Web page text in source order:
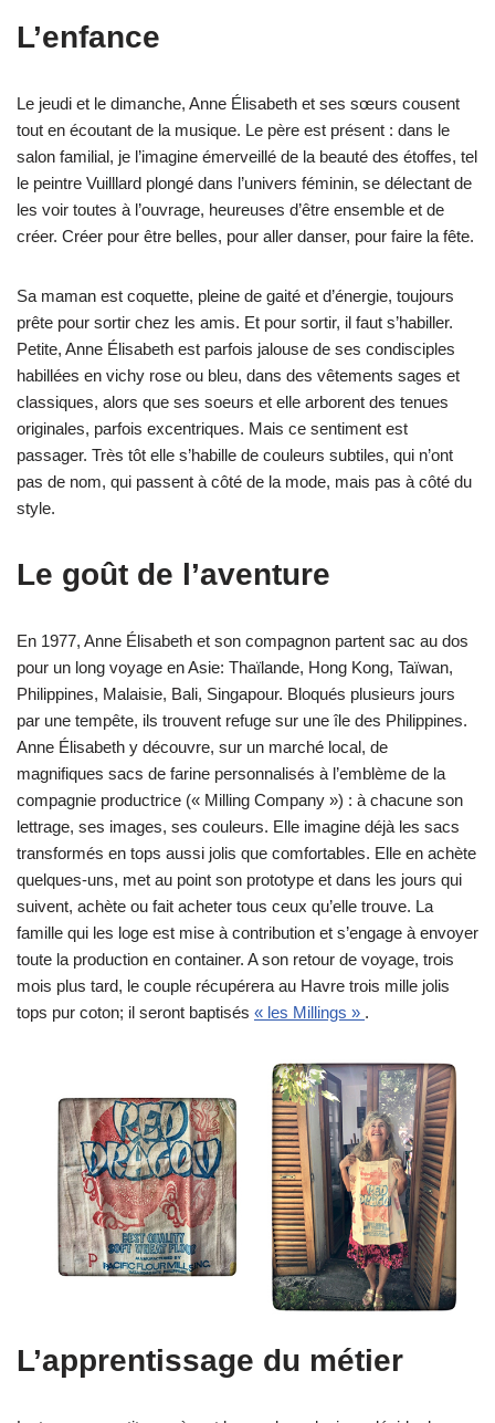
L’enfance
Le jeudi et le dimanche, Anne Élisabeth et ses sœurs cousent
tout en écoutant de la musique. Le père est présent : dans le
salon familial, je l’imagine émerveillé de la beauté des étoffes, tel
le peintre Vuilllard plongé dans l’univers féminin, se délectant de
les voir toutes à l’ouvrage, heureuses d’être ensemble et de
créer. Créer pour être belles, pour aller danser, pour faire la fête.
Sa maman est coquette, pleine de gaité et d’énergie, toujours
prête pour sortir chez les amis. Et pour sortir, il faut s’habiller.
Petite, Anne Élisabeth est parfois jalouse de ses condisciples
habillées en vichy rose ou bleu, dans des vêtements sages et
classiques, alors que ses soeurs et elle arborent des tenues
originales, parfois excentriques. Mais ce sentiment est
passager. Très tôt elle s’habille de couleurs subtiles, qui n’ont
pas de nom, qui passent à côté de la mode, mais pas à côté du
style.
Le goût de l’aventure
En 1977, Anne Élisabeth et son compagnon partent sac au dos
pour un long voyage en Asie: Thaïlande, Hong Kong, Taïwan,
Philippines, Malaisie, Bali, Singapour. Bloqués plusieurs jours
par une tempête, ils trouvent refuge sur une île des Philippines.
Anne Élisabeth y découvre, sur un marché local, de
magnifiques sacs de farine personnalisés à l’emblème de la
compagnie productrice (« Milling Company ») : à chacune son
lettrage, ses images, ses couleurs. Elle imagine déjà les sacs
transformés en tops aussi jolis que comfortables. Elle en achète
quelques-uns, met au point son prototype et dans les jours qui
suivent, achète ou fait acheter tous ceux qu’elle trouve. La
famille qui les loge est mise à contribution et s’engage à envoyer
toute la production en container. A son retour de voyage, trois
mois plus tard, le couple récupérera au Havre trois mille jolis
tops pur coton; il seront baptisés « les Millings » .
L’apprentissage du métier